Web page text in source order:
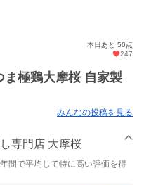
本日あと 50点
247
極鶏大摩桜 自家製
みんなの投稿を見る
専門店 大摩桜
間で平均して特に高い評価を得